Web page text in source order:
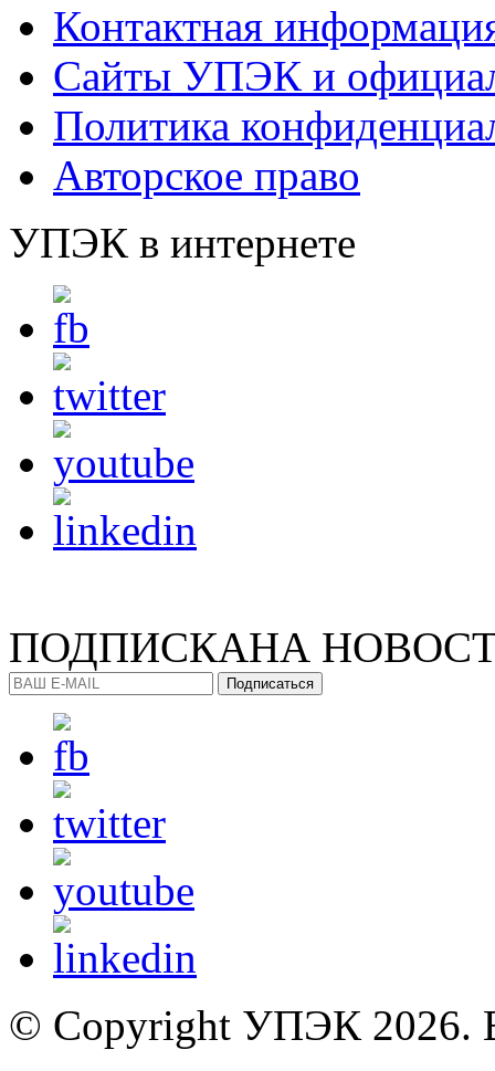
Контактная
Сайты УПЭК и
Политика
Авторское право
УПЭК в интернете
ПОДПИСКАНА
Подписаться
© Copyright УПЭК 2026.